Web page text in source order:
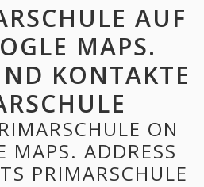
AUF
MAPS.
KONTAKTE
ON
MAPS. ADDRESS
PRIMARSCHULE